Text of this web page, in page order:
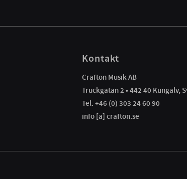
Kontakt
Crafton Musik AB
Truckgatan 2 • 442 40 Kungälv,
Tel. +46 (0) 303 24 60 90
info [a] crafton.se